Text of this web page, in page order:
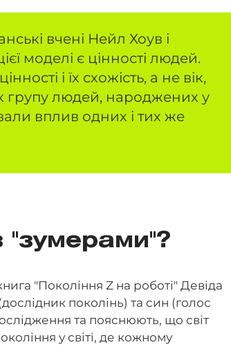
вчені Нейл Хоув і
моделі є цінності людей.
і їх схожість, а не вік,
групу людей, народжених у
вплив одних і тих же
"Покоління Z на роботі" Девіда
поколінь) та син (голос
та пояснюють, що світ
у світі, де кожному